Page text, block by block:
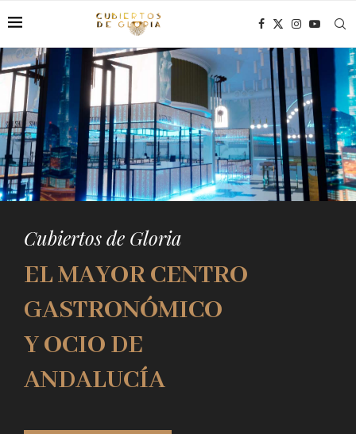
Cubiertos de Gloria
EL MAYOR CENTRO
GASTRONÓMICO
Y OCIO DE
ANDALUCÍA